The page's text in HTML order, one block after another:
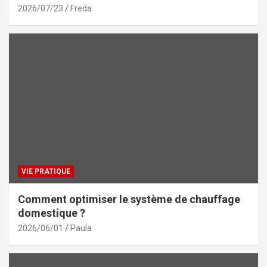
2026/07/23 Freda
VIE PRATIQUE
Comment optimiser le système de chauffage
domestique ?
2026/06/01 Paula